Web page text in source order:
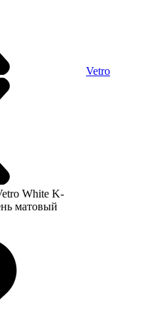
Vetro
White K-
матовый